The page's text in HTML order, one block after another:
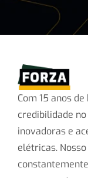
Com 15 anos
credibilidade
inovadoras e
elétricas.